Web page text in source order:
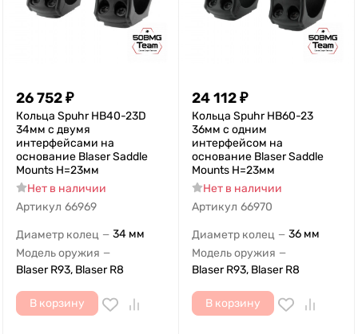
26 752₽
Кольца Spuhr HB40-23D
34мм с двумя
интерфейсами на
основание Blaser Saddle
Mounts H=23мм
Нет в наличии
Артикул 66969
Диаметр колец — 34 мм
Модель оружия —
Blaser R93, Blaser R8
В корзину
24 112₽
Кольца Spuhr HB60-23
36мм с одним
интерфейсом на
основание Blaser Saddle
Mounts H=23мм
Нет в наличии
Артикул 66970
Диаметр колец — 36 мм
Модель оружия —
Blaser R93, Blaser R8
В корзину